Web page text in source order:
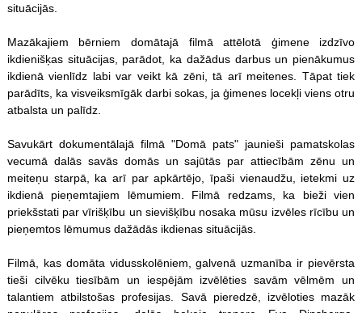
situācijās.
Mazākajiem bērniem domātajā filmā attēlotā ģimene izdzīvo
ikdienišķas situācijas, parādot, ka dažādus darbus un pienākumus
ikdienā vienlīdz labi var veikt kā zēni, tā arī meitenes. Tāpat tiek
parādīts, ka visveiksmīgāk darbi sokas, ja ģimenes locekļi viens otru
atbalsta un palīdz.
Savukārt dokumentālajā filmā "Domā pats" jaunieši pamatskolas
vecumā dalās savās domās un sajūtās par attiecībām zēnu un
meiteņu starpā, ka arī par apkārtējo, īpaši vienaudžu, ietekmi uz
ikdienā pieņemtajiem lēmumiem. Filmā redzams, ka bieži vien
priekšstati par vīrišķību un sievišķību nosaka mūsu izvēles rīcību un
pieņemtos lēmumus dažādās ikdienas situācijās.
Filmā, kas domāta vidusskolēniem, galvenā uzmanība ir pievērsta
tieši cilvēku tiesībām un iespējām izvēlēties savām vēlmēm un
talantiem atbilstošas profesijas. Savā pieredzē, izvēloties mazāk